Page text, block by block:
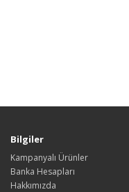
Bilgiler
Kampanyalı Ürünler
Banka Hesapları
Hakkımızda